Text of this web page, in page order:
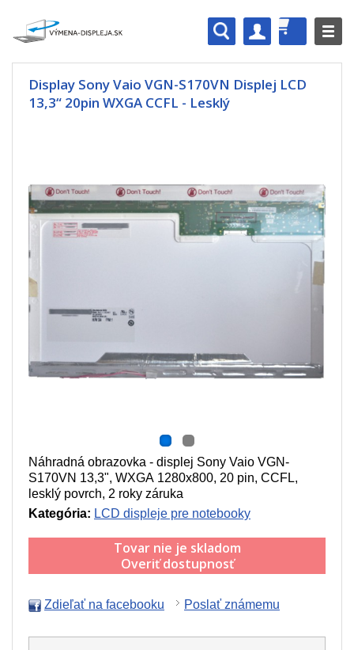
Display Sony Vaio VGN-S170VN Displej LCD
13,3“ 20pin WXGA CCFL - Lesklý
Náhradná obrazovka - displej Sony Vaio VGN-
S170VN 13,3", WXGA 1280x800, 20 pin, CCFL,
lesklý povrch, 2 roky záruka
Kategória: LCD displeje pre notebooky
Tovar nie je skladom
Overiť dostupnosť
Zdieľať na facebooku Poslať známemu